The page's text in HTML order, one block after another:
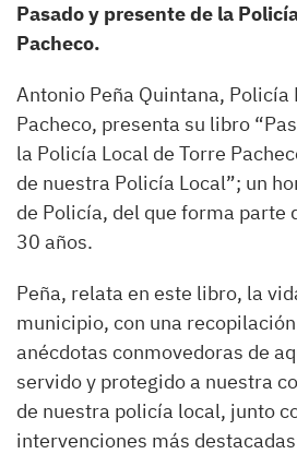
Pasado y presente de la
Pacheco.
Antonio Peña Quintana, Policía
Pacheco, presenta su libro
la Policía Local de Torre
de nuestra Policía Local”; un
de Policía, del que forma parte
30 años.
Peña, relata en este libro, la
municipio, con una
anécdotas conmovedoras de
servido y protegido a nuestra
de nuestra policía local, junto
intervenciones más